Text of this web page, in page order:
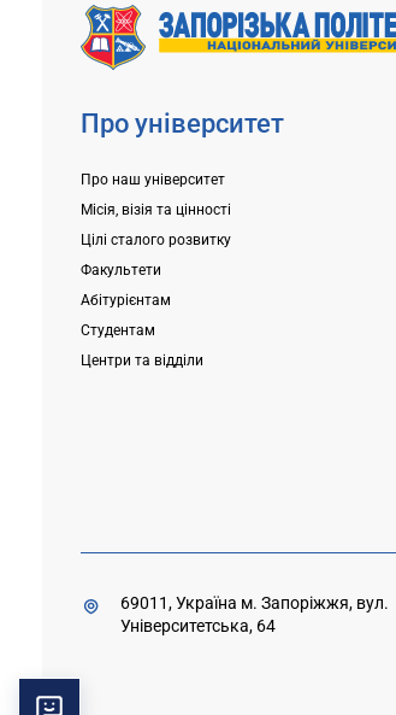
гарантуємо? –...
Про університет
Про наш університет
Місія, візія та цінності
Цілі сталого розвитку
Факультети
Абітурієнтам
Студентам
Центри та відділи
69011, Україна м. Запоріжжя, вул.
Університетська, 64